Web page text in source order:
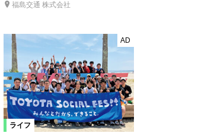
福島交通 株式会社
ライフ
AD